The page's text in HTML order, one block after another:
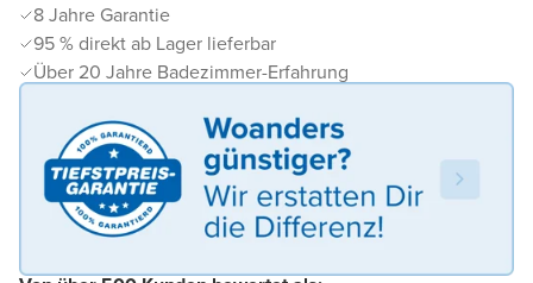
8 Jahre Garantie
95 % direkt ab Lager lieferbar
Über 20 Jahre Badezimmer-Erfahrung